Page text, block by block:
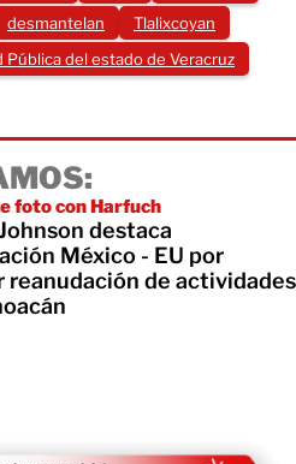
desmantelan
Tlalixcoyan
Pública del estado de Veracruz
foto con Harfuch
destaca
México - EU por
reanudación de actividades